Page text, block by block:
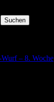
– 8. Woche